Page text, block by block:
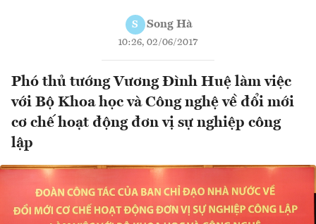
S Song Hà
10:26, 02/06/2017
Phó thủ tướng Vương Đình Huệ làm việc
với Bộ Khoa học và Công nghệ về đổi mới
cơ chế hoạt động đơn vị sự nghiệp công
lập